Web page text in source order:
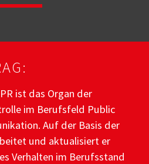
Kommunikation
ist das Organ der
im Berufsfeld Public
Auf der Basis der
und aktualisiert er
Verhalten im Berufsstand